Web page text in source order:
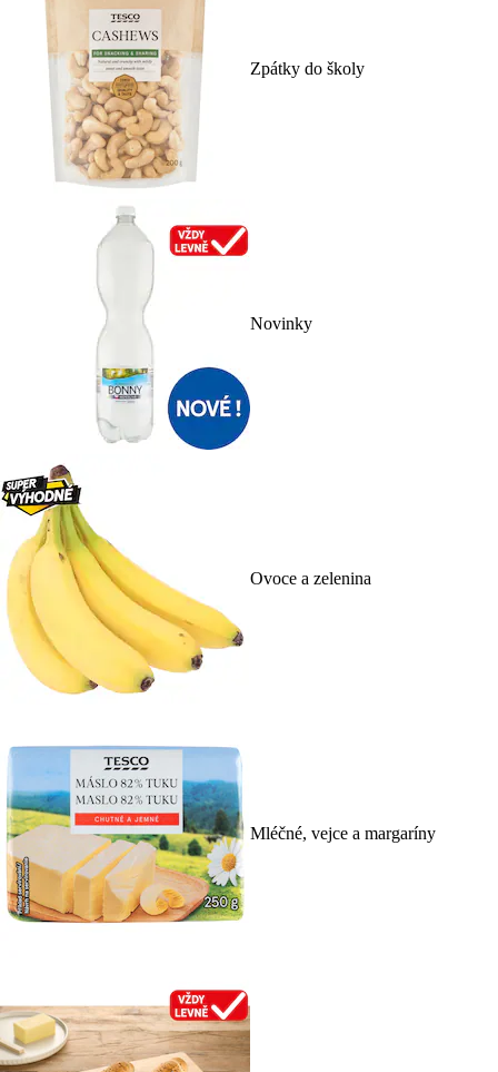
Zpátky do školy
Novinky
Ovoce a zelenina
Mléčné, vejce a margaríny